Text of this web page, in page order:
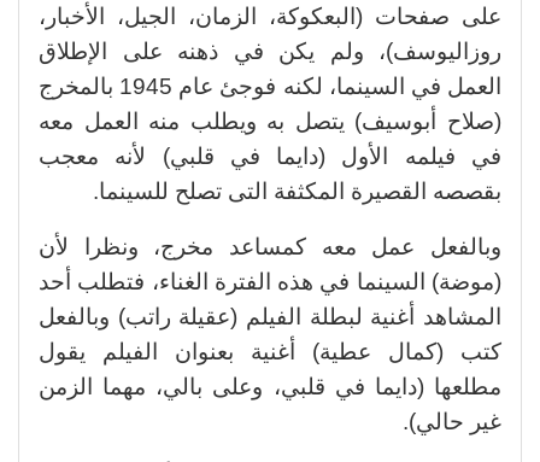
على صفحات (البعكوكة، الزمان، الجيل، الأخبار،
روزاليوسف)، ولم يكن في ذهنه على الإطلاق
العمل في السينما، لكنه فوجئ عام 1945 بالمخرج
(صلاح أبوسيف) يتصل به ويطلب منه العمل معه
في فيلمه الأول (دايما في قلبي) لأنه معجب
بقصصه القصيرة المكثفة التى تصلح للسينما.
وبالفعل عمل معه كمساعد مخرج، ونظرا لأن
(موضة) السينما في هذه الفترة الغناء، فتطلب أحد
المشاهد أغنية لبطلة الفيلم (عقيلة راتب) وبالفعل
كتب (كمال عطية) أغنية بعنوان الفيلم يقول
مطلعها (دايما في قلبي، وعلى بالي، مهما الزمن
غير حالي).